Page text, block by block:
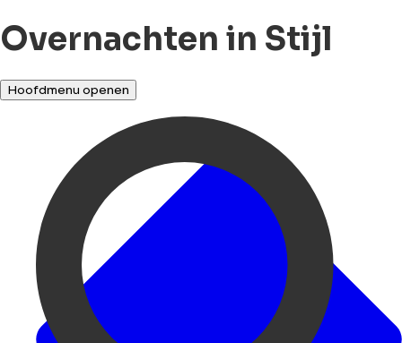
Overnachten in Stijl
Hoofdmenu openen